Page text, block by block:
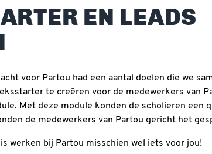
EN LEADS
voor Partou had een aantal doelen die we
te creëren voor de medewerkers van
Met deze module konden de scholieren een
de medewerkers van Partou gericht het
werken bij Partou misschien wel iets voor jou!